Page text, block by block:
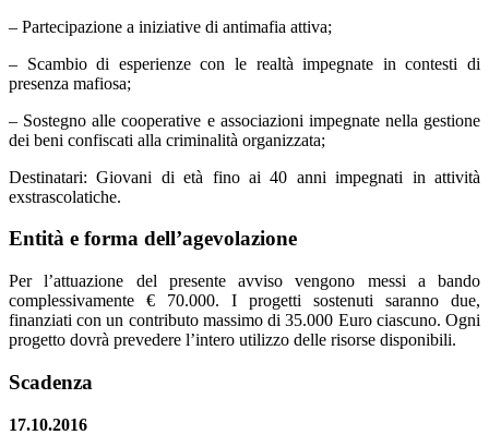
– Partecipazione a iniziative di antimafia attiva;
– Scambio di esperienze con le realtà impegnate in contesti di
presenza mafiosa;
– Sostegno alle cooperative e associazioni impegnate nella gestione
dei beni confiscati alla criminalità organizzata;
Destinatari: Giovani di età fino ai 40 anni impegnati in attività
exstrascolatiche.
Entità e forma dell’agevolazione
Per l’attuazione del presente avviso vengono messi a bando
complessivamente € 70.000. I progetti sostenuti saranno due,
finanziati con un contributo massimo di 35.000 Euro ciascuno. Ogni
progetto dovrà prevedere l’intero utilizzo delle risorse disponibili.
Scadenza
17.10.2016